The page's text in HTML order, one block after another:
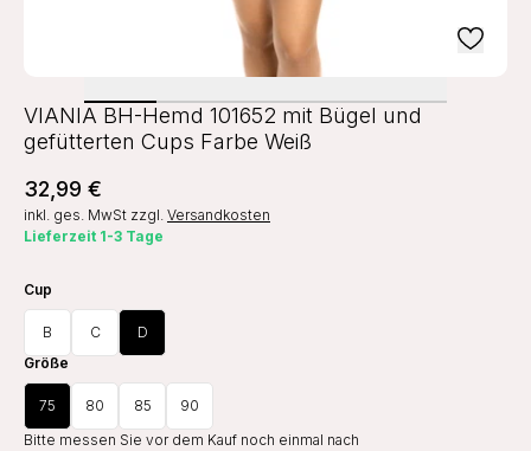
VIANIA BH-Hemd 101652 mit Bügel und
gefütterten Cups Farbe Weiß
32,99 €
inkl. ges. MwSt zzgl. Versandkosten
Lieferzeit 1-3 Tage
Cup
B C
D
Größe
75 80 85
90
Bitte messen Sie vor dem Kauf noch einmal nach